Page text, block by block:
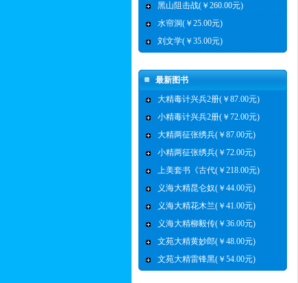
黑山阻击战(￥260.00元)
水帘洞(￥25.00元)
刘文学(￥35.00元)
最新图书
大精毒计兴兵2册(￥87.00元)
小精毒计兴兵2册(￥72.00元)
大精两征张绣兵(￥87.00元)
小精两征张绣兵(￥72.00元)
上美套书《古代(￥218.00元)
义海大精昆仑奴(￥44.00元)
义海大精花木兰(￥41.00元)
义海大精柳毅传(￥36.00元)
文苑大精黄妙郎(￥48.00元)
文苑大精雷锋黑(￥54.00元)